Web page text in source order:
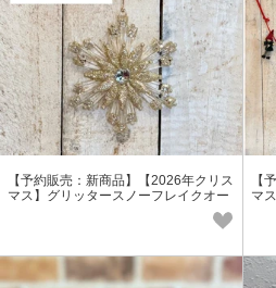
【予約販売：新商品】【2026年クリス
マス】グリッタースノーフレイクオー
【
マ